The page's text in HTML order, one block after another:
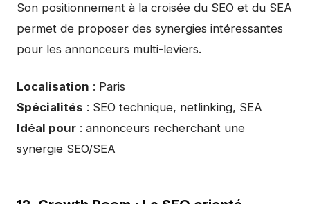
Son positionnement à la croisée du SEO et du SEA
permet de proposer des synergies intéressantes
pour les annonceurs multi-leviers.
Localisation : Paris
Spécialités : SEO technique, netlinking, SEA
Idéal pour : annonceurs recherchant une
synergie SEO/SEA